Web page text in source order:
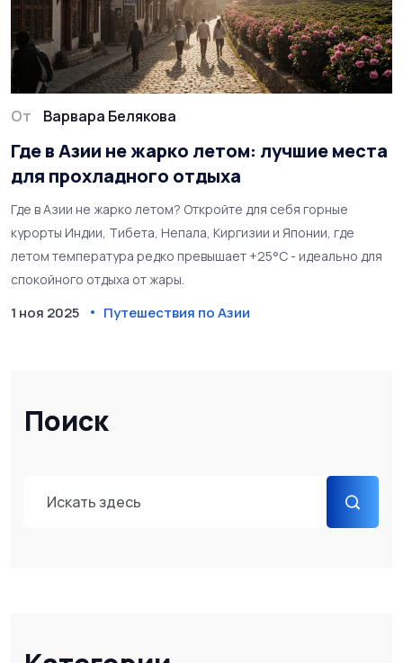
Поиск
От Варвара Белякова
Где в Азии не жарко летом: лучшие места
для прохладного отдыха
Где в Азии не жарко летом? Откройте для себя горные
курорты Индии, Тибета, Непала, Киргизии и Японии, где
летом температура редко превышает +25°C - идеально для
спокойного отдыха от жары.
1 ноя 2025 Путешествия по Азии